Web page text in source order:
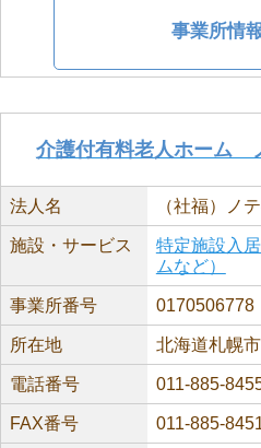
事業所情
介護付有料老人ホーム
法人名 （社福）ノ
施設・サービス
特定施設入
ムなど）
事業所番号 0170506778
所在地 北海道札幌
電話番号 011-885-
FAX番号 011-885-